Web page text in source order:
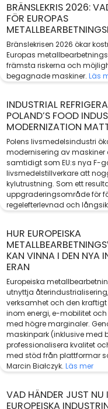
BRÄNSLEKRIS 2026:
FÖR EUROPAS
Bränslekrisen 2026 ökar
Europas
främsta riskerna och
begagnade maskiner. Läs
INDUSTRIAL
POLAND’S FOOD
MODERNIZATION
Polens livsmedelsindustri
modernisering av
samtidigt som EU:s nya F-
livsmedelstillverkare att
kylutrustning. Som ett
uppgraderingsområde för
regelefterlevnad och
HUR EUROPEISKA
KAN VINNA I DEN NYA
ERAN
Europeiska
utnyttja
verksamhet och den
inom energi, e-mobilitet
med högre marginaler.
maskinpark (inklusive med
professionalisera kvalitet
med stöd från plattformar
Marcin Białczyk. Läs mer
VAD HÄNDER JUST NU
EUROPEISKA